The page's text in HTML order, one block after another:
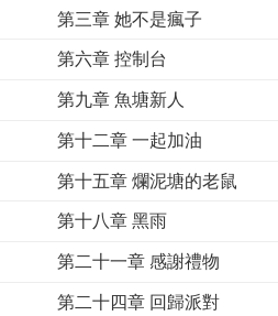
第三章 她不是瘋子
第六章 控制台
第九章 魚塘新人
第十二章 一起加油
第十五章 爛泥塘的老鼠
第十八章 黑雨
第二十一章 感謝禮物
第二十四章 回歸派對